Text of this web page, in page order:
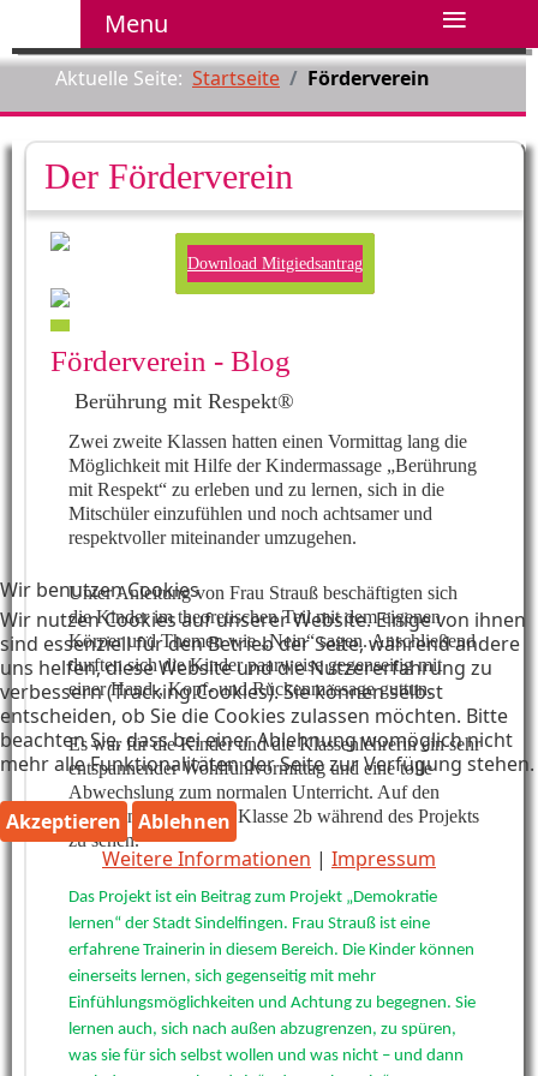
Menu ≡
Aktuelle Seite: Startseite Förderverein
Der Förderverein
Download Mitgiedsantrag
Förderverein - Blog
Berührung mit Respekt®
Zwei zweite Klassen hatten einen Vormittag lang die
Möglichkeit mit Hilfe der Kindermassage „Berührung
mit Respekt“ zu erleben und zu lernen, sich in die
Mitschüler einzufühlen und noch achtsamer und
respektvoller miteinander umzugehen.
Unter Anleitung von Frau Strauß beschäftigten sich
die Kinder im theoretischen Teil mit dem eigenen
Körper und Themen wie „Nein“ sagen. Anschließend
durften sich die Kinder paarweise gegenseitig mit
einer Hand-, Kopf- und Rückenmassage guttun.
Es war für die Kinder und die Klassenlehrerin ein sehr
entspannender Wohlfühlvormittag und eine tolle
Abwechslung zum normalen Unterricht. Auf den
Fotos sind Kinder der Klasse 2b während des Projekts
zu sehen.
Das Projekt ist ein Beitrag zum Projekt „Demokratie
lernen“ der Stadt Sindelfingen. Frau Strauß ist eine
erfahrene Trainerin in diesem Bereich. Die Kinder können
einerseits lernen, sich gegenseitig mit mehr
Einfühlungsmöglichkeiten und Achtung zu begegnen. Sie
lernen auch, sich nach außen abzugrenzen, zu spüren,
was sie für sich selbst wollen und was nicht – und dann
Wir benutzen Cookies
Wir nutzen Cookies auf unserer Website. Einige von ihnen
sind essenziell für den Betrieb der Seite, während andere
uns helfen, diese Website und die Nutzererfahrung zu
verbessern (Tracking Cookies). Sie können selbst
entscheiden, ob Sie die Cookies zulassen möchten. Bitte
beachten Sie, dass bei einer Ablehnung womöglich nicht
mehr alle Funktionalitäten der Seite zur Verfügung stehen.
Akzeptieren
Ablehnen
Weitere Informationen | Impressum